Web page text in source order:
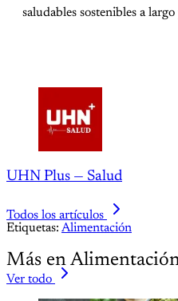
saludables sostenibles a largo
UHN Plus — Salud
Todos los artículos
Etiquetas: Alimentación
Más en
Ver todo